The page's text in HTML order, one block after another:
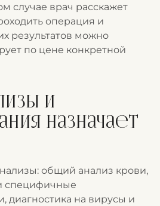
случае врач расскажет
операция и
результатов можно
по цене конкретной
и
назначает
общий анализ крови,
специфичные
диагностика на вирусы и